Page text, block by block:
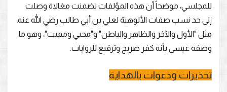
للمجلسي، موضحاً أن هذه المؤلفات تضمنت مغالاة وصلت
إلى حد نسب صفات الألوهية لعلي بن أبي طالب رضي الله عنه،
مثل "الأول والآخر والظاهر والباطن" و"محيي ومميت"، وهو ما
وصفه عيسى بأنه كفر صريح وترقيع للروايات.
تحذيرات ودعوات بالهداية